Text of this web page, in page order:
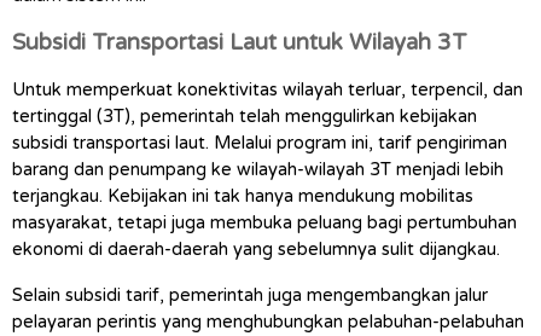
Subsidi Transportasi Laut untuk Wilayah 3T
Untuk memperkuat konektivitas wilayah terluar, terpencil, dan
tertinggal (3T), pemerintah telah menggulirkan kebijakan
subsidi transportasi laut. Melalui program ini, tarif pengiriman
barang dan penumpang ke wilayah-wilayah 3T menjadi lebih
terjangkau. Kebijakan ini tak hanya mendukung mobilitas
masyarakat, tetapi juga membuka peluang bagi pertumbuhan
ekonomi di daerah-daerah yang sebelumnya sulit dijangkau.
Selain subsidi tarif, pemerintah juga mengembangkan jalur
pelayaran perintis yang menghubungkan pelabuhan-pelabuhan